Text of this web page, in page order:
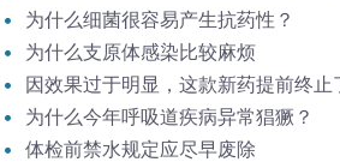
为什么细菌很容易产生抗药性？
为什么支原体感染比较麻烦
因效果过于明显，这款新药提前终止
为什么今年呼吸道疾病异常猖獗？
体检前禁水规定应尽早废除